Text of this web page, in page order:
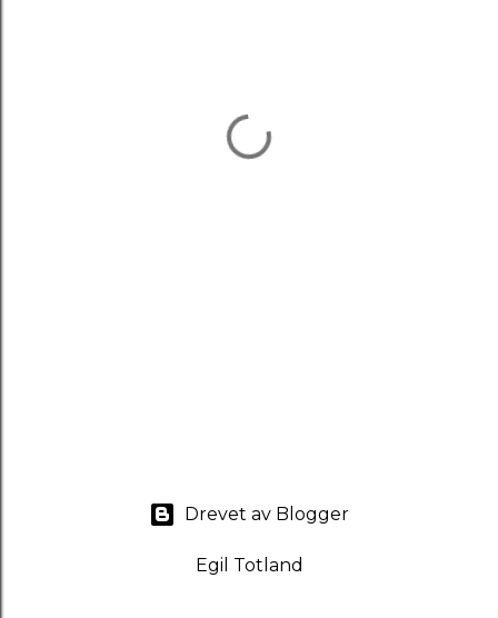
Drevet av Blogger
Egil Totland